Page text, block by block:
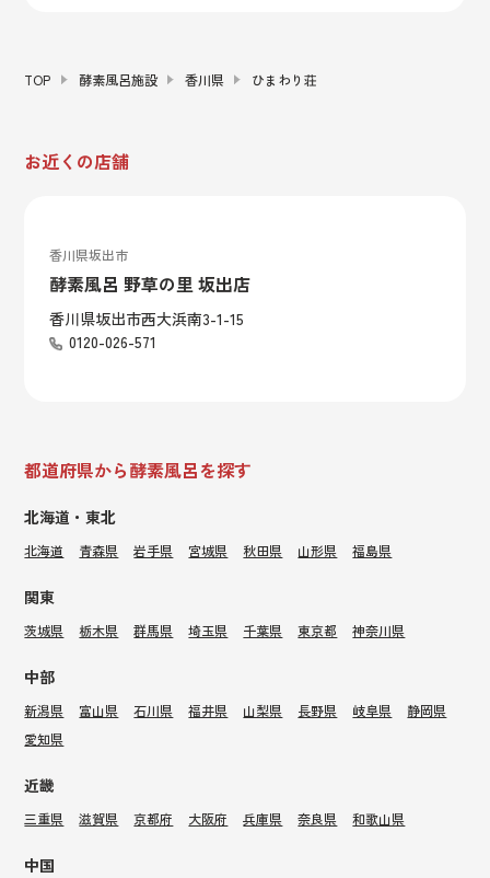
TOP 酵素風呂施設 香川県 ひまわり荘
お近くの店舗
香川県坂出市
酵素風呂 野草の里 坂出店
香川県坂出市西大浜南3-1-15
0120-026-571
都道府県から酵素風呂を探す
北海道・東北
北海道 青森県 岩手県 宮城県 秋田県 山形県 福島県
関東
茨城県 栃木県 群馬県 埼玉県 千葉県 東京都 神奈川県
中部
新潟県 富山県 石川県 福井県 山梨県 長野県 岐阜県
静岡県
愛知県
近畿
三重県 滋賀県 京都府 大阪府 兵庫県 奈良県 和歌山県
中国